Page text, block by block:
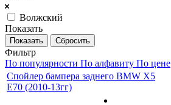
Волжский
Показать
Сбросить
Фильтр
По популярности По алфавиту По цене
Спойлер бампера заднего BMW X5
E70 (2010-13гг)